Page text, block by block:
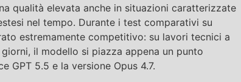
qualità elevata anche in situazioni caratterizzate
nel tempo. Durante i test comparativi su
estremamente competitivo: su lavori tecnici a
il modello si piazza appena un punto
GPT 5.5 e la versione Opus 4.7.